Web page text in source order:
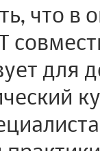
что в
для